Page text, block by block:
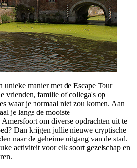
unieke manier met de Escape Tour
vrienden, familie of collega's op
waar je normaal niet zou komen. Aan
je langs de mooiste
om diverse opdrachten uit te
Dan krijgen jullie nieuwe cryptische
naar de geheime uitgang van de stad.
activiteit voor elk soort gezelschap en